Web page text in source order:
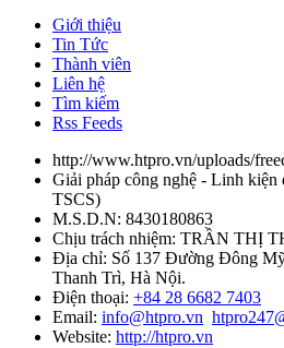
Giới thiệu
Tin Tức
Thành viên
Liên hệ
Tìm kiếm
Rss Feeds
http://www.htpro.vn/uploads/
Giải pháp công nghệ - Linh
TSCS)
M.S.D.N: 8430180863
Chịu trách nhiệm: TRẦN THỊ
Địa chỉ: Số 137 Đường Đông
Thanh Trì, Hà Nội.
Điện thoại: +84 28 6682 7403
Email: info@htpro.vn
Website: http://htpro.vn